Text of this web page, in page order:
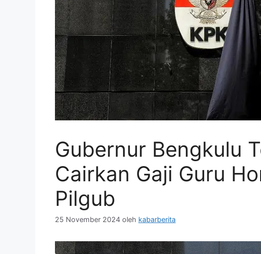
Gubernur Bengkulu
Cairkan Gaji Guru
Pilgub
25 November 2024 oleh kabarberita